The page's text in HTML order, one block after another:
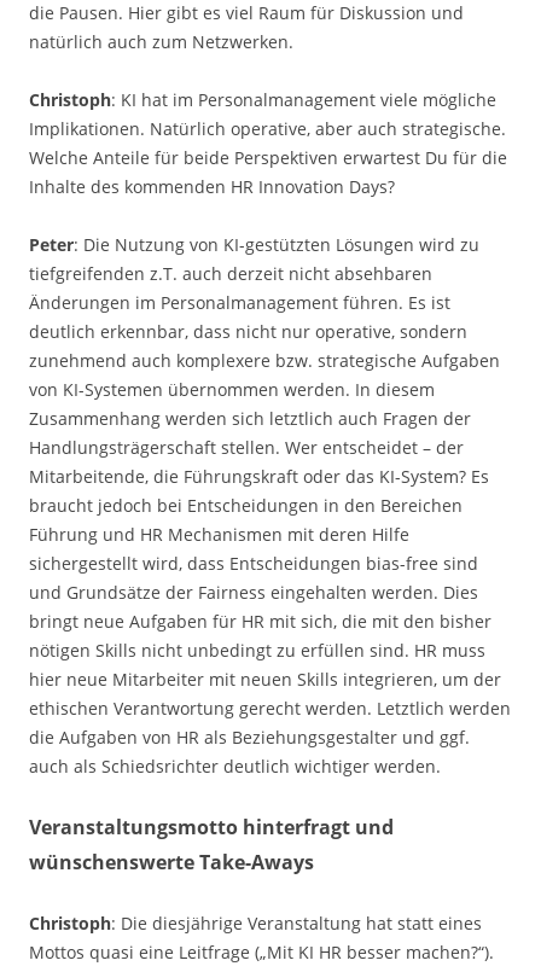
die Pausen. Hier gibt es viel Raum für Diskussion und
natürlich auch zum Netzwerken.
Christoph: KI hat im Personalmanagement viele mögliche
Implikationen. Natürlich operative, aber auch strategische.
Welche Anteile für beide Perspektiven erwartest Du für die
Inhalte des kommenden HR Innovation Days?
Peter: Die Nutzung von KI-gestützten Lösungen wird zu
tiefgreifenden z.T. auch derzeit nicht absehbaren
Änderungen im Personalmanagement führen. Es ist
deutlich erkennbar, dass nicht nur operative, sondern
zunehmend auch komplexere bzw. strategische Aufgaben
von KI-Systemen übernommen werden. In diesem
Zusammenhang werden sich letztlich auch Fragen der
Handlungsträgerschaft stellen. Wer entscheidet – der
Mitarbeitende, die Führungskraft oder das KI-System? Es
braucht jedoch bei Entscheidungen in den Bereichen
Führung und HR Mechanismen mit deren Hilfe
sichergestellt wird, dass Entscheidungen bias-free sind
und Grundsätze der Fairness eingehalten werden. Dies
bringt neue Aufgaben für HR mit sich, die mit den bisher
nötigen Skills nicht unbedingt zu erfüllen sind. HR muss
hier neue Mitarbeiter mit neuen Skills integrieren, um der
ethischen Verantwortung gerecht werden. Letztlich werden
die Aufgaben von HR als Beziehungsgestalter und ggf.
auch als Schiedsrichter deutlich wichtiger werden.
Veranstaltungsmotto hinterfragt und
wünschenswerte Take-Aways
Christoph: Die diesjährige Veranstaltung hat statt eines
Mottos quasi eine Leitfrage („Mit KI HR besser machen?“).